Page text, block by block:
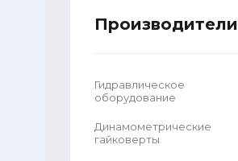
Производители
Гидравлическое
оборудование
Динамометрические
гайковерты